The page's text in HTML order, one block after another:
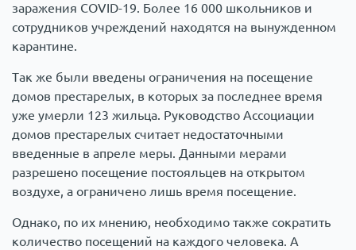
заражения COVID-19. Более 16 000 школьников и
сотрудников учреждений находятся на вынужденном
карантине.
Так же были введены ограничения на посещение
домов престарелых, в которых за последнее время
уже умерли 123 жильца. Руководство Ассоциации
домов престарелых считает недостаточными
введенные в апреле меры. Данными мерами
разрешено посещение постояльцев на открытом
воздухе, а ограничено лишь время посещение.
Однако, по их мнению, необходимо также сократить
количество посещений на каждого человека. А